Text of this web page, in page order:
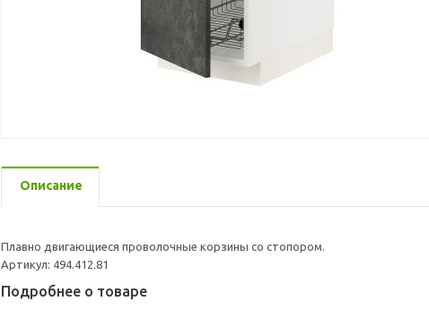
Описание
Плавно двигающиеся проволочные корзины со стопором.
Артикул: 494.412.81
Подробнее о товаре